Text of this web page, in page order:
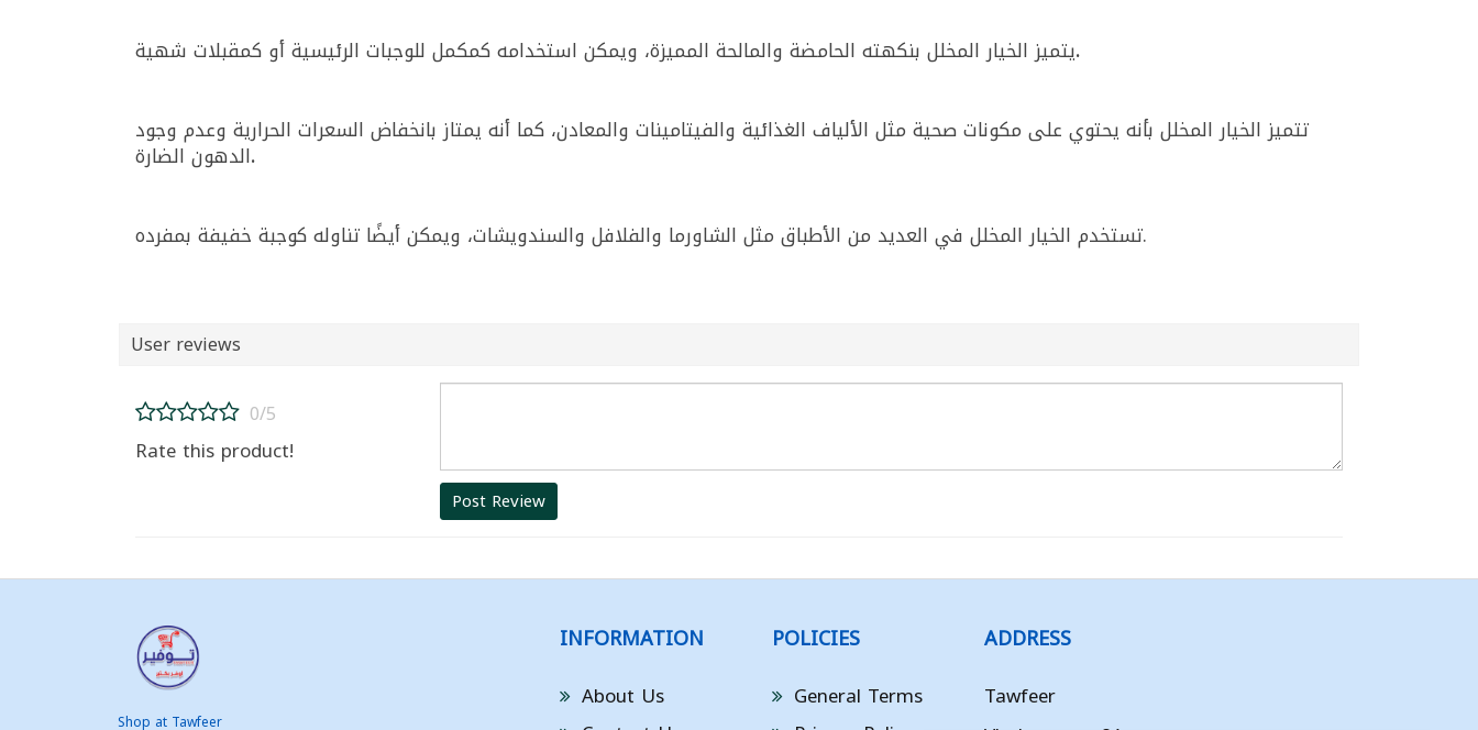
يتميز الخيار المخلل بنكهته الحامضة والمالحة المميزة، ويمكن استخدامه كمكمل للوجبات الرئيسية أو كمقبلات شهية.
تتميز الخيار المخلل بأنه يحتوي على مكونات صحية مثل الألياف الغذائية والفيتامينات والمعادن، كما أنه يمتاز بانخفاض السعرات الحرارية وعدم وجود
الدهون الضارة.
تستخدم الخيار المخلل في العديد من الأطباق مثل الشاورما والفلافل والسندويشات، ويمكن أيضًا تناوله كوجبة خفيفة بمفرده.
User reviews
0/5
Rate this product!
Post Review
Shop at Tawfeer
INFORMATION
About Us
POLICIES
General Terms
ADDRESS
Tawfeer